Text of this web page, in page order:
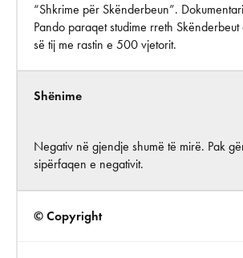
“Shkrime për Skënderbeun”.
Pando paraqet studime rreth
së tij me rastin e 500 vjetorit.
Shënime
Negativ në gjendje shumë të mirë. Pak
sipërfaqen e negativit.
© Copyright